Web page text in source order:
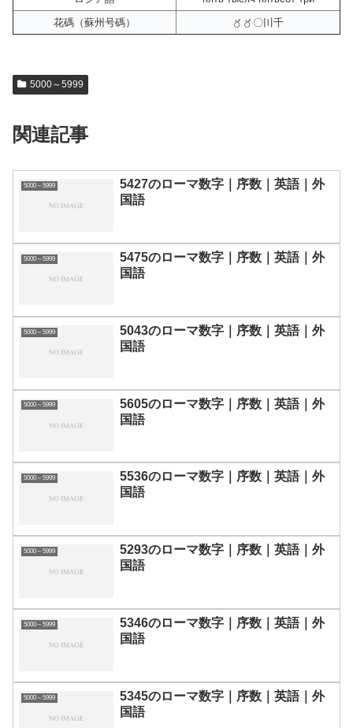
花碼（蘇州号碼）
〥〥〇〣千
5000～5999
関連記事
5000～5999
5427のローマ数字｜序数｜英語｜外
国語
5000～5999
5475のローマ数字｜序数｜英語｜外
国語
5000～5999
5043のローマ数字｜序数｜英語｜外
国語
5000～5999
5605のローマ数字｜序数｜英語｜外
国語
5000～5999
5536のローマ数字｜序数｜英語｜外
国語
5000～5999
5293のローマ数字｜序数｜英語｜外
国語
5000～5999
5346のローマ数字｜序数｜英語｜外
国語
5000～5999
5345のローマ数字｜序数｜英語｜外
国語